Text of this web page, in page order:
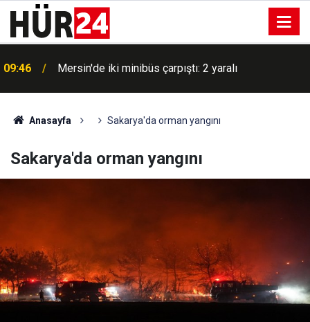
09:42
Anasayfa Sakarya'da orman yangını
Sakarya'da orman yangını